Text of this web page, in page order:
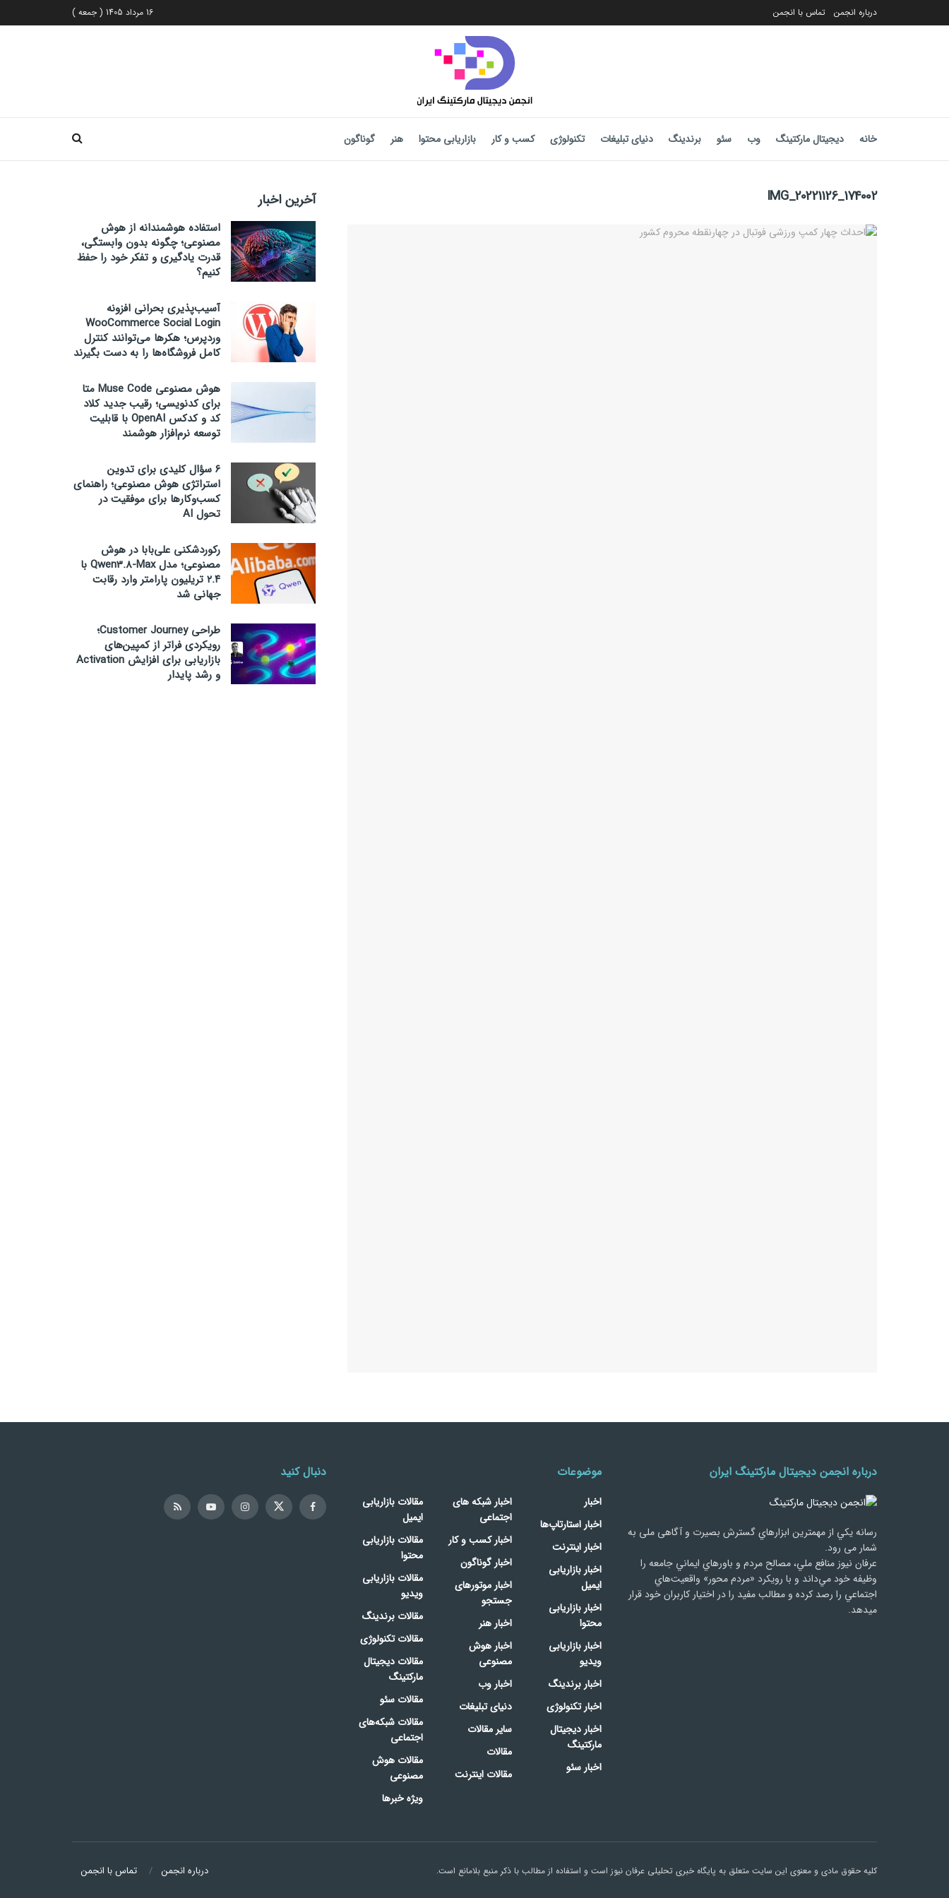
درباره انجمن تماس با انجمن 16 مرداد 1405 ( جمعه )
خانه دیجیتال مارکتینگ وب سئو برندینگ دنیای تبلیغات تکنولوژی کسب و کار بازاریابی محتوا هنر گوناگون
IMG_20221126_174002 آخرین اخبار
استفاده هوشمندانه از هوش
مصنوعی؛ چگونه بدون وابستگی،
قدرت یادگیری و تفکر خود را حفظ
کنیم؟
آسیب‌پذیری بحرانی افزونه
WooCommerce Social Login
وردپرس؛ هکرها می‌توانند کنترل
کامل فروشگاه‌ها را به دست بگیرند
هوش مصنوعی Muse Code متا
برای کدنویسی؛ رقیب جدید کلاد
کد و کدکس OpenAI با قابلیت
توسعه نرم‌افزار هوشمند
۶ سؤال کلیدی برای تدوین
استراتژی هوش مصنوعی؛ راهنمای
کسب‌وکارها برای موفقیت در
تحول AI
رکوردشکنی علی‌بابا در هوش
مصنوعی؛ مدل Qwen3.8-Max با
۲.۴ تریلیون پارامتر وارد رقابت
جهانی شد
طراحی Customer Journey؛
رویکردی فراتر از کمپین‌های
بازاریابی برای افزایش Activation
و رشد پایدار
درباره انجمن دیجیتال مارکتینگ ایران
رسانه يكي از مهمترین ابزارهاي گسترش بصیرت و آگاهی ملی به
شمار می رود.
عرفان نیوز منافع ملي، مصالح مردم و باورهاي ايماني جامعه را
وظيفه خود مي‌داند و با رويكرد «مردم‌ محور» واقعيت‌هاي
اجتماعي را رصد کرده و مطالب مفید را در اختیار کاربران خود قرار
میدهد.
موضوعات
اخبار
اخبار استارتاپ‌ها
اخبار اینترنت
اخبار بازاریابی
ایمیل
اخبار بازاریابی
محتوا
اخبار بازاریابی
ویدیو
اخبار برندینگ
اخبار تکنولوژی
اخبار دیجیتال
مارکتینگ
اخبار سئو
اخبار شبکه های
اجتماعی
اخبار کسب و کار
اخبار گوناگون
اخبار موتورهای
جستجو
اخبار هنر
اخبار هوش
مصنوعی
اخبار وب
دنیای تبلیغات
سایر مقالات
مقالات
مقالات اینترنت
مقالات بازاریابی
ایمیل
مقالات بازاریابی
محتوا
مقالات بازاریابی
ویدیو
مقالات برندینگ
مقالات تکنولوژی
مقالات دیجیتال
مارکتینگ
مقالات سئو
مقالات شبکه‌های
اجتماعی
مقالات هوش
مصنوعی
ویژه خبرها
دنبال کنید
درباره انجمن تماس با انجمن کلیه حقوق مادی و معنوی این سایت متعلق به پایگاه خبری تحلیلی عرفان نیوز است و استفاده از مطالب با ذکر منبع بلامانع است.